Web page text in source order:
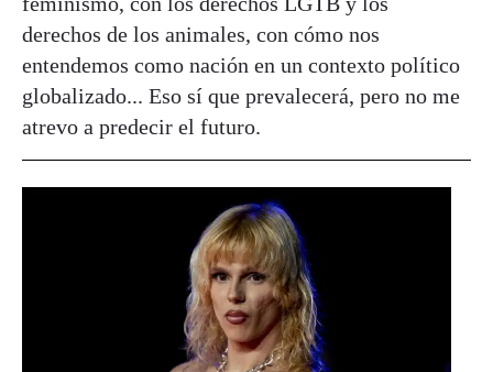
derechos de los animales, con cómo nos
entendemos como nación en un contexto político
globalizado... Eso sí que prevalecerá, pero no me
atrevo a predecir el futuro.